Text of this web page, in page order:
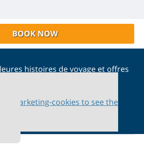
BOOK NOW
histoires de voyage et offres
marketing-cookies to see the